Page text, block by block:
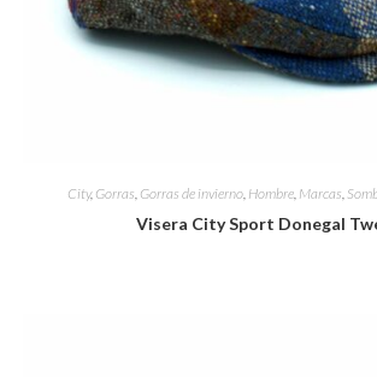
City, Gorras, Gorras de invierno, Hombre, Marcas,
Visera City Sport Donegal